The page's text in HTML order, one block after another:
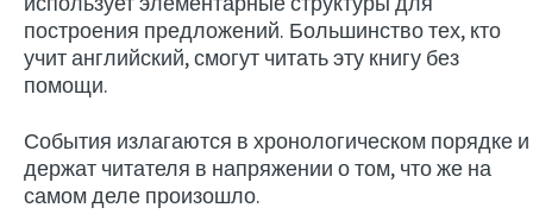
построения предложений. Большинство тех, кто
учит английский, смогут читать эту книгу без
помощи.
События излагаются в хронологическом порядке и
держат читателя в напряжении о том, что же на
самом деле произошло.